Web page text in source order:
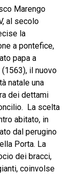
Marengo
al secolo
la
a pontefice,
papa a
il nuovo
natale una
dei dettami
La scelta
abitato, in
dal perugino
Porta. La
dei bracci,
coinvolse